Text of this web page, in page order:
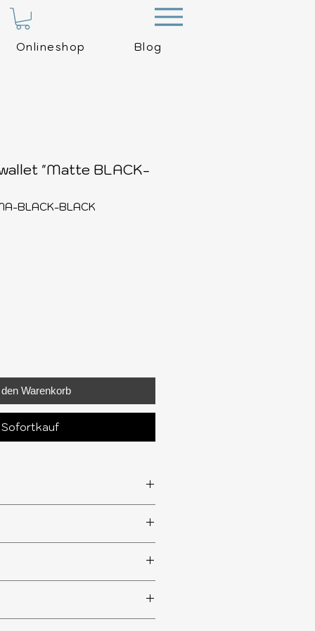
Menu
Onlineshop Blog
"Matte BLACK-
BLACK-BLACK
Warenkorb
Sofortkauf